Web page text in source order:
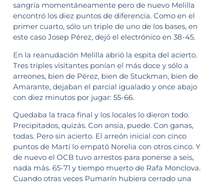
sangría momentáneamente pero de nuevo Melilla
encontró los diez puntos de diferencia. Como en el
primer cuarto, sólo un triple de uno de los bases, en
este caso Josep Pérez, dejó el electrónico en 38-45.
En la reanudación Melilla abrió la espita del acierto.
Tres triples visitantes ponían el más doce y sólo a
arreones, bien de Pérez, bien de Stuckman, bien de
Amarante, dejaban el parcial igualado y once abajo
con diez minutos por jugar: 55-66.
Quedaba la traca final y los locales lo dieron todo.
Precipitados, quizás. Con ansia, puede. Con ganas,
todas. Pero sin acierto. El arreón inicial con cinco
puntos de Martí lo empató Norelia con otros cinco. Y
de nuevo el OCB tuvo arrestos para ponerse a seis,
nada más. 65-71 y tiempo muerto de Rafa Monclova.
Cuando otras veces Pumarín hubiera cerrado una